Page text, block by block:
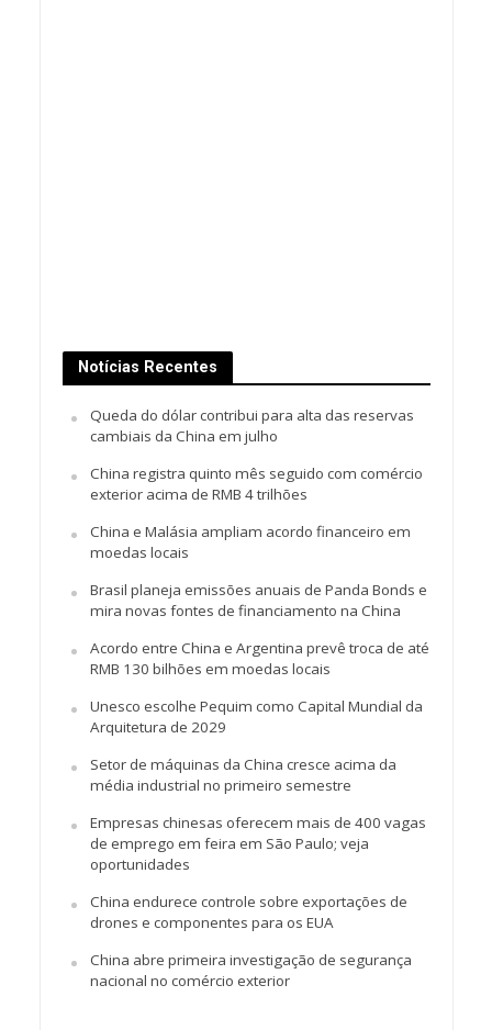
Notícias Recentes
Queda do dólar contribui para alta das reservas
cambiais da China em julho
China registra quinto mês seguido com comércio
exterior acima de RMB 4 trilhões
China e Malásia ampliam acordo financeiro em
moedas locais
Brasil planeja emissões anuais de Panda Bonds e
mira novas fontes de financiamento na China
Acordo entre China e Argentina prevê troca de até
RMB 130 bilhões em moedas locais
Unesco escolhe Pequim como Capital Mundial da
Arquitetura de 2029
Setor de máquinas da China cresce acima da
média industrial no primeiro semestre
Empresas chinesas oferecem mais de 400 vagas
de emprego em feira em São Paulo; veja
oportunidades
China endurece controle sobre exportações de
drones e componentes para os EUA
China abre primeira investigação de segurança
nacional no comércio exterior